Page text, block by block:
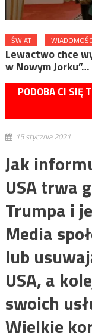
ŚWIAT
Lewactwo chce
w Nowym Jorku”…
PODOBA CI SIĘ
15 stycznia 2021
Jak
USA trwa
Trumpa i
Media
lub
USA, a
swoich
Wielkie